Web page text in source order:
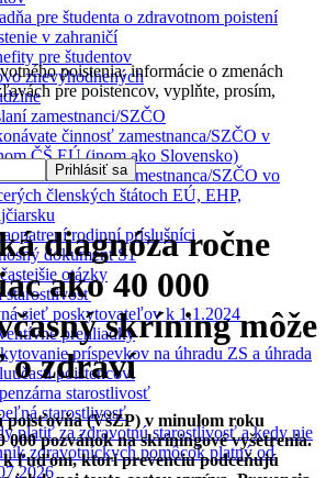
pre študenta o zdravotnom poistení
v zahraničí
pre študentov
znevýhodnených
zamestnanci/SZČO
činnosť zamestnanca/SZČO v
ČŠ EÚ (inom ako Slovensko)
činnosť zamestnanca/SZČO vo
členských štátoch EÚ, EHP,
rodinní príslušníci
dokument S1
otázky
starostlivosť
sieť poskytovateľov k 1.1.2024
prehliadky
príspevkov na úhradu ZS a úhrada
poistencovi
starostlivosť
starostlivosť
platiť za zdravotnú starostlivosť a kedy nie
zdravotníckych pomôcok platný od
poistenia, informácie o zmenách
pre poistencov, vyplňte, prosím,
Prihlásiť sa
diagnóza ročne
ako 40 000
skríning môže
o zdraví
poisťovňa (VšZP) v minulom roku
000 pozvánok na skríningové vyšetrenia.
k ľuďom, ktorí prevenciu podceňujú